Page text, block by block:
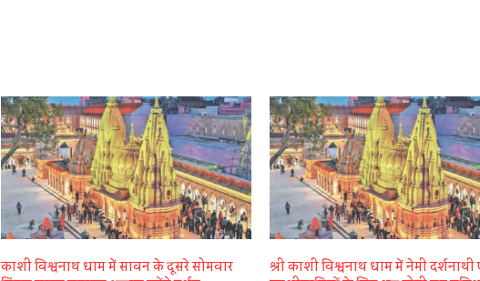
काशी विश्वनाथ धाम में सावन के दूसरे सोमवार श्री काशी विश्वनाथ धाम में नेमी